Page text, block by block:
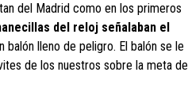
del Madrid como en los primeros
del reloj señalaban el
lleno de peligro. El balón se le
de los nuestros sobre la meta de